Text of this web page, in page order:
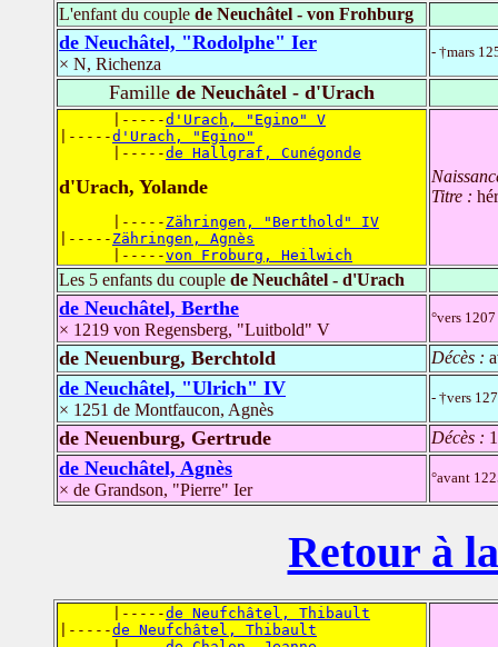
L'enfant du couple de Neuchâtel - von Frohburg
de Neuchâtel, "Rodolphe" Ier
× N, Richenza
- †mars
Famille de Neuchâtel - d'Urach
      |-----
d'Urach, "Egino" V
|-----d'Urach, "Egino"
      |-----
de Hallgraf, Cunégonde
d'Urach, Yolande
      |-----
Zähringen, "Berthold" IV
|----- Zähringen, Agnès
      |-----
von Froburg, Heilwich
Titre :
Les 5 enfants du couple de Neuchâtel - d'Urach
de Neuchâtel, Berthe
× 1219 von Regensberg, "Luitbold" V
°vers
de Neuenburg, Berchtold Décès :
de Neuchâtel, "Ulrich" IV
× 1251 de Montfaucon, Agnès
- †vers
de Neuenburg, Gertrude Décès :
de Neuchâtel, Agnès
× de Grandson, "Pierre" Ier
°avant
Retour à
      |-----
de Neufchâtel, Thibault
|-----de Neufchâtel, Thibault